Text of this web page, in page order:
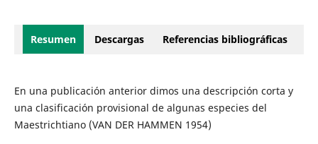
Resumen Descargas Referencias bibliográficas
En una publicación anterior dimos una descripción corta y
una clasificación provisional de algunas especies del
Maestrichtiano (VAN DER HAMMEN 1954)